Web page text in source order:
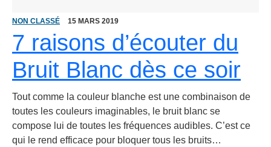
NON CLASSÉ 15 MARS 2019
7 raisons d’écouter du
Bruit Blanc dès ce soir
Tout comme la couleur blanche est une combinaison de
toutes les couleurs imaginables, le bruit blanc se
compose lui de toutes les fréquences audibles. C’est ce
qui le rend efficace pour bloquer tous les bruits…